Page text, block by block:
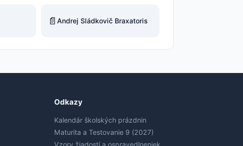
📄 Andrej Sládkovič Braxatoris
Odkazy
Kalendár školských prázdnin
Maturita a Testovanie 9 (2027)